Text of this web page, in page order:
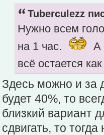
Tuberculezz
Нужно всем
на 1 час.
А
всё остается
Здесь можно и за
будет 40%, то
близкий вариант
сдвигать, то